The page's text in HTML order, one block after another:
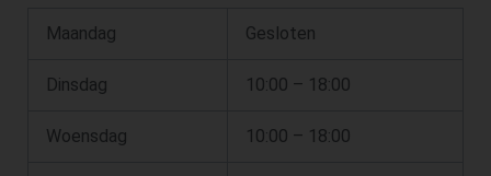
Maandag Gesloten
Dinsdag 10:00 – 18:00
Woensdag 10:00 – 18:00